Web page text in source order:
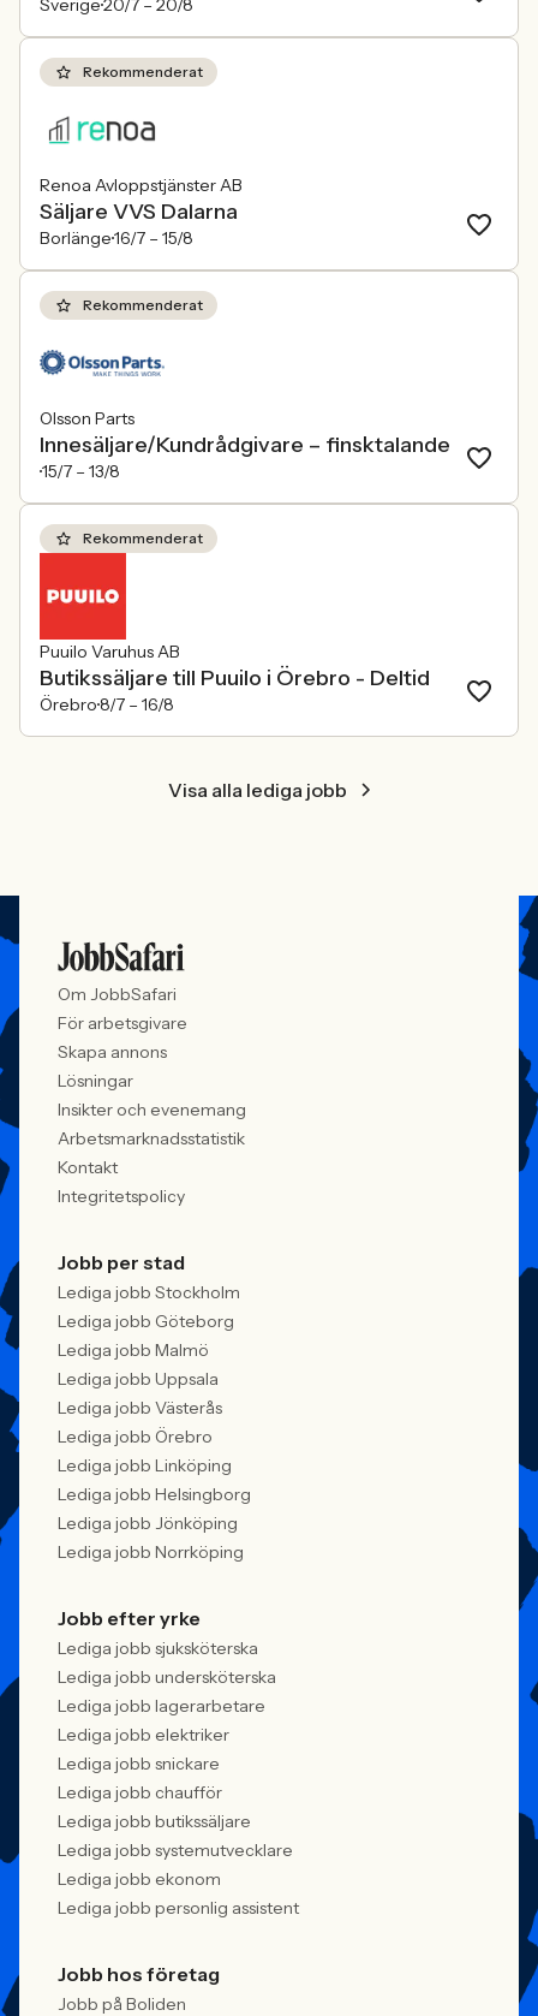
Sverige20/7 – 20/8
Rekommenderat
Renoa Avloppstjänster AB
Säljare VVS Dalarna
Borlänge16/7 – 15/8
Rekommenderat
Olsson Parts
Innesäljare/Kundrådgivare – finsktalande
15/7 – 13/8
Rekommenderat
Puuilo Varuhus AB
Butikssäljare till Puuilo i Örebro - Deltid
Örebro8/7 – 16/8
Visa alla lediga jobb
Om JobbSafari
För arbetsgivare
Skapa annons
Lösningar
Insikter och evenemang
Arbetsmarknadsstatistik
Kontakt
Integritetspolicy
Jobb per stad
Lediga jobb Stockholm
Lediga jobb Göteborg
Lediga jobb Malmö
Lediga jobb Uppsala
Lediga jobb Västerås
Lediga jobb Örebro
Lediga jobb Linköping
Lediga jobb Helsingborg
Lediga jobb Jönköping
Lediga jobb Norrköping
Jobb efter yrke
Lediga jobb sjuksköterska
Lediga jobb undersköterska
Lediga jobb lagerarbetare
Lediga jobb elektriker
Lediga jobb snickare
Lediga jobb chaufför
Lediga jobb butikssäljare
Lediga jobb systemutvecklare
Lediga jobb ekonom
Lediga jobb personlig assistent
Jobb hos företag
Jobb på Boliden